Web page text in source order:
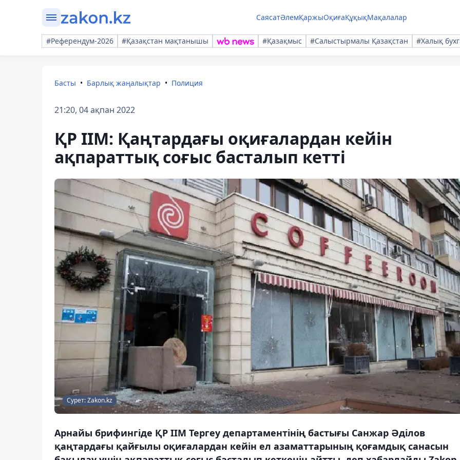
СаясатӘлемҚаржыОқиғаҚұқықМақалалар
#Референдум-2026 #Қазақстан мақтанышы #Қазақмыс #Салыстырмалы Қазақстан #Халық
Басты Барлық жаңалықтар Полиция
21:20, 04 ақпан 2022
ҚР ІІМ: Қаңтардағы оқиғалардан кейін
ақпараттық соғыс басталып кетті
Сурет: Zakon.kz
Арнайы брифингіде ҚР ІІМ Тергеу департаментінің бастығы Санжар Әділов
қаңтардағы қайғылы оқиғалардан кейін ел азаматтарының қоғамдық санасын